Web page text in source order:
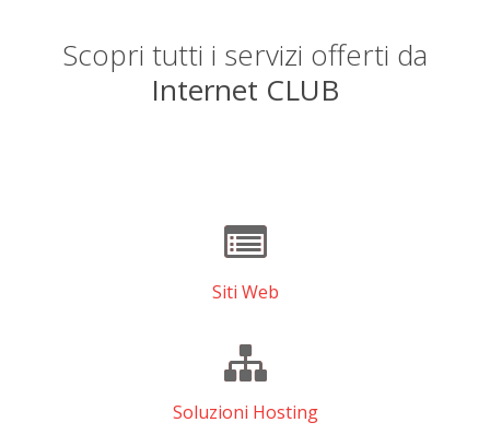
Scopri tutti i servizi offerti da
Internet CLUB
Siti Web
Soluzioni Hosting